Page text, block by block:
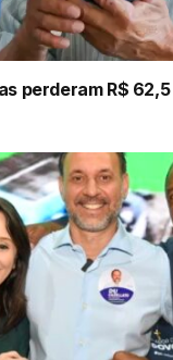
perderam R$